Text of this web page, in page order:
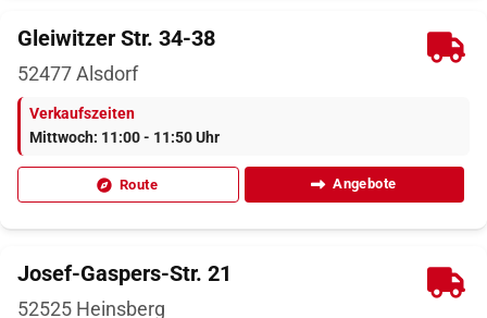
Gleiwitzer Str. 34-38
52477Alsdorf
Verkaufszeiten
Mittwoch: 11:00 - 11:50 Uhr
Route Angebote
Josef-Gaspers-Str. 21
52525 Heinsberg